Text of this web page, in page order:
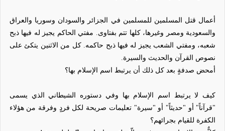
أعمال قتل المسلمين للمسلمين في الجزائر والسودان وسوريا والعراق
والسعودية ومصر وغيرها، كلها تتم بفتاوى. مفتي الحاكم يجيز له فيها ذبح
شعبه، ومفتي الشعب يجيز له فيها ذبح حاكمه. كل من الاثنين يتكئ على
نصوص القرآن والحديث والسيرة.
أمحض صدفةٍ بعد كل ذلك أن يرتبط اسم الإسلام بها؟
كيف لا يرتبط اسم الإسلام بها وفي دستوره الشيطاني الذي يسمى
"قرآناً" أو "حديثاً" أو "سيرة" تعليمات صريحة لكل فردٍ وفرقة من هؤلاء
الكفرة للقيام بجرائهم؟